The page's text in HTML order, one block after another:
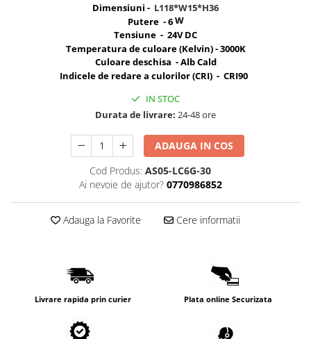
Lampi de tavan
Corpuri de Iluminat pe Sina LED
Sina magnetica LED 48V
Sina Magnetica Slim 5mm 24V
Corpuri EXIT
Corpuri Industriale LED
Corpuri liniare LED
Panouri LED
Dimensiuni - L118*W15*H36
Putere - 6W
Tensiune - 24V DC
Temperatura de culoare (Kelvin) - 3000K
Culoare deschisa - Alb Cald
Indicele de redare a culorilor (CRI) - CRI90
IN STOC
Durata de livrare: 24-48 ore
ADAUGA IN COS
Cod Produs: AS05-LC6G-30
Ai nevoie de ajutor? 0770986852
Adauga la Favorite Cere informatii
Livrare rapida prin curier Plata online Securizata